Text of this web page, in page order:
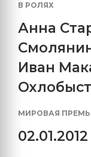
В РОЛЯХ
Анна
Иван
МИРОВАЯ
02.01.2012